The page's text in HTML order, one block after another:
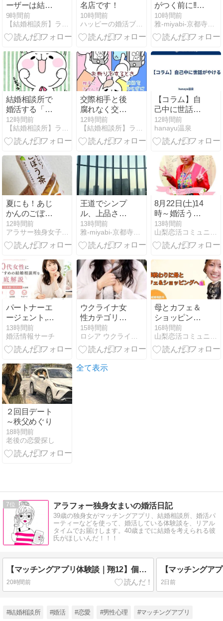
ーザーは結婚
できる？婚活
のコツを本音
で解説【婚活
9時間前
【結婚相談所】ラポールアンカーの婚活体験談
名店です！
10時間前
ハッピーの婚活ブログ
がつく前に!!指
輪を綺麗に保
つためのポイ
ント解説✧
10時間前
雅-miyabi-京都寺町 スタッフブログ
結婚相談所で
婚活する「入
会から成婚ま
での流れ」を
徹底解説
12時間前
【結婚相談所】ラポールアンカーの婚活体験談
交際相手と後
腐れなく交際
を終了させた
い！結婚相談
所の意外なメ
12時間前
【結婚相談所】ラポールアンカーの婚活体験談
【コラム】自
己中に世話が
やける
12時間前
hanayu温泉
夏にも！あじ
かんのごぼう
茶
12時間前
アラサー独身女子さゆりの徒然日記
王道でシンプ
ル、上品さと
万能さを兼ね
備えた婚約指
輪♡
13時間前
雅-miyabi-京都寺町 スタッフブログ
8月22日(土)14
時～婚活うま
くいくコツ教
えます！女性
限定の婚活女
13時間前
山梨恋活コミュニティ〜wincere〜公式ブログ
パートナーエ
ージェント,
IBJメンバー
ズ, エン婚活エ
ージェント, サ
オーレの30代
女性とおすす
め・女性を徹
底解説
13時間前
婚活情報サーチ
ウクライナ女
性カテゴリー
です
15時間前
ロシア ウクライナ 国際結婚Harmony スタッフブログ
母とカフェ＆
ショッピング
へ行ってきま
した☕
16時間前
山梨恋活コミュニティ〜wincere〜公式ブログ
２回目デート
～秩父めぐり
18時間前
老後の恋愛探し
全て表示
7 アラフォー独身女まいの婚活日記
39歳の独身女がマッチングアプリ、結婚相談所、婚活パ
ーティーなどを使って、婚活している体験談を、リアル
タイムでお届けします。40歳までに結婚を考えられる彼
氏がほしいんだ！！！
【マッチングアプリ体験談｜翔12】個人事業主
20時間前 2日前
#結婚相談所 #婚活 #恋愛 #男性心理 #マッチングアプリ